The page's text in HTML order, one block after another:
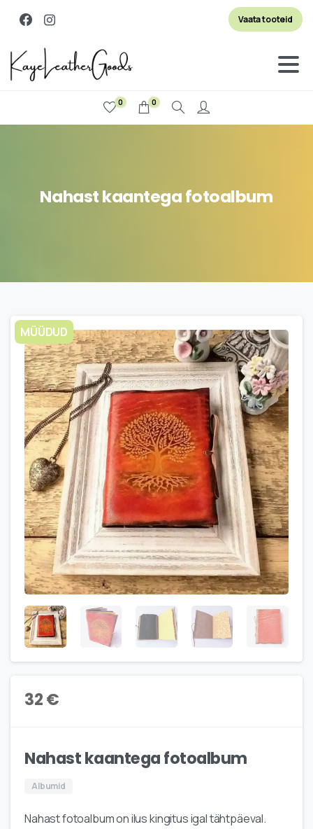
Vaata tooteid
0 0
Otsi
Nahastkaantegafotoalbum
MÜÜDUD
32€
Nahast kaantega fotoalbum
Albumid
Nahast fotoalbum on ilus kingitus igal tähtpäeval.